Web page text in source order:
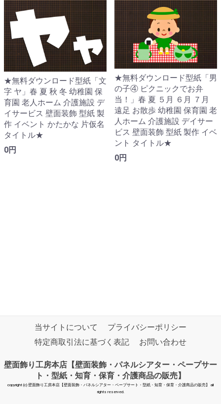
★無料ダウンロード型紙「文
字 ヤ」春 夏 秋 冬 幼稚園 保
育園 老人ホーム 介護施設 デ
イサービス 壁面装飾 型紙 製
作 イベント かたかな 片仮名
タイトル★
0円
★無料ダウンロード型紙「男
の子④ ピクニックでお弁
当！」春 夏 ５月 ６月 ７月
遠足 お散歩 幼稚園 保育園 老
人ホーム 介護施設 デイサー
ビス 壁面装飾 型紙 製作 イベ
ント タイトル★
0円
当サイトについて
プライバシーポリシー
特定商取引法に基づく表記
お問い合わせ
壁面飾り工房本店【壁面装飾・パネルシアター・ペープサー
ト・型紙・知育・保育・介護商品の販売】
copyright (c) 壁面飾り工房本店【壁面装飾・パネルシアター・ペープサート・型紙・知育・保育・介護商品の販売】 all
rights reserved.